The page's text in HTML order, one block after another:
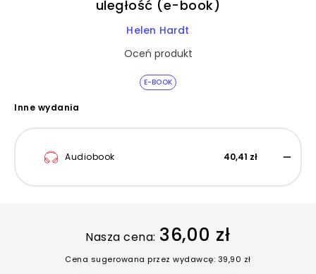
E-BOOK
uległość (e-book)
Helen Hardt
Oceń produkt
Inne wydania
Audiobook 40,41 zł
Nasza cena: 36,00 zł
Cena sugerowana przez wydawcę: 39,90 zł